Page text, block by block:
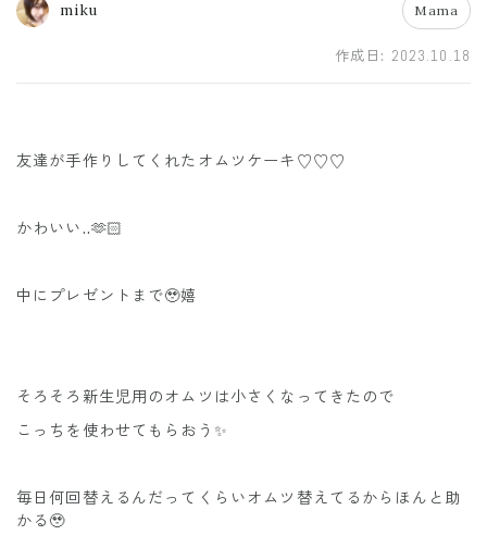
miku Mama
作成日: 2023.10.18
友達が手作りしてくれたオムツケーキ♡♡♡
かわいい..🫶🏻
中にプレゼントまで🥹嬉
そろそろ新生児用のオムツは小さくなってきたので
こっちを使わせてもらおう✨
毎日何回替えるんだってくらいオムツ替えてるからほんと助
かる🥹